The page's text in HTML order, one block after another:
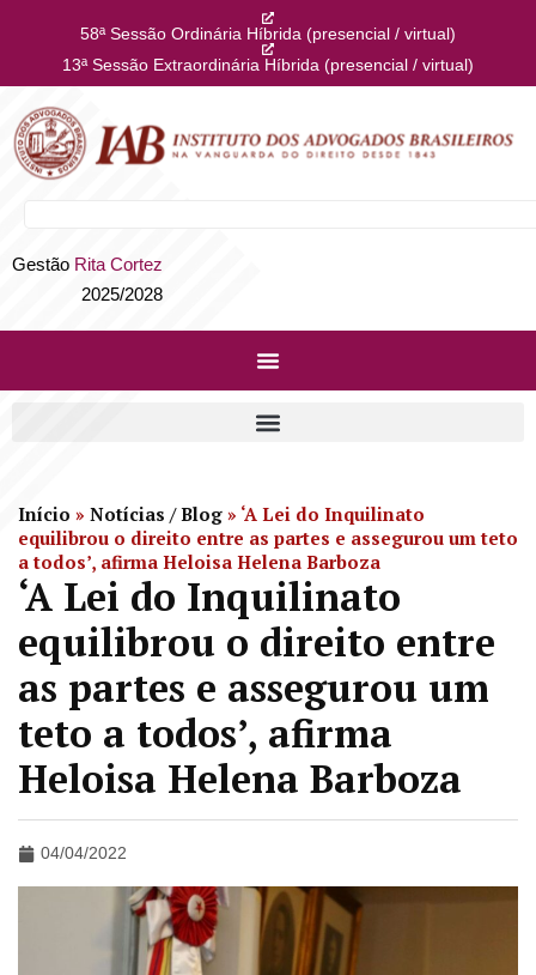
58ª Sessão Ordinária Híbrida (presencial / virtual)
13ª Sessão Extraordinária Híbrida (presencial / virtual)
Gestão Rita Cortez
2025/2028
Início » Notícias / Blog » ‘A Lei do Inquilinato
equilibrou o direito entre as partes e assegurou um teto
a todos’, afirma Heloisa Helena Barboza
‘A Lei do Inquilinato
equilibrou o direito entre
as partes e assegurou um
teto a todos’, afirma
Heloisa Helena Barboza
04/04/2022